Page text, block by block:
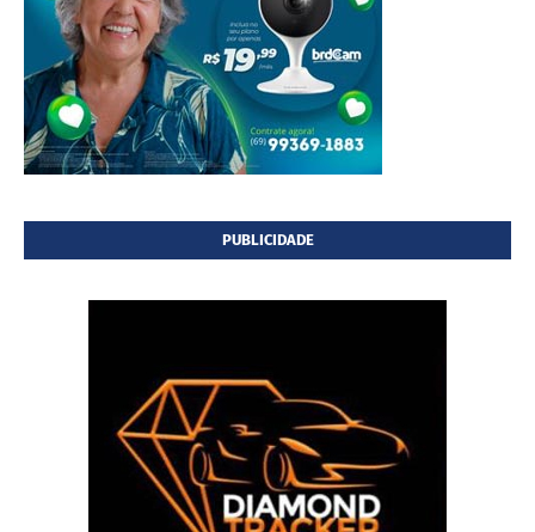
PUBLICIDADE